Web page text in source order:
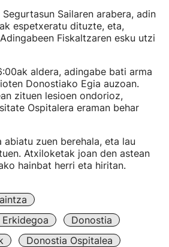
Sailaren arabera, adin
espetxeratu dituzte, eta,
Fiskaltzaren esku utzi
aldera, adingabe bati arma
Donostiako Egia auzoan.
zituen lesioen ondorioz,
Ospitalera eraman behar
zuen berehala, eta lau
Atxiloketak joan den astean
hainbat herri eta hiritan.
Donostia
Donostia Ospitalea